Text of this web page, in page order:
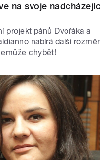
na svoje
projekt pánů Dvořáka a
nabírá další
chybět!